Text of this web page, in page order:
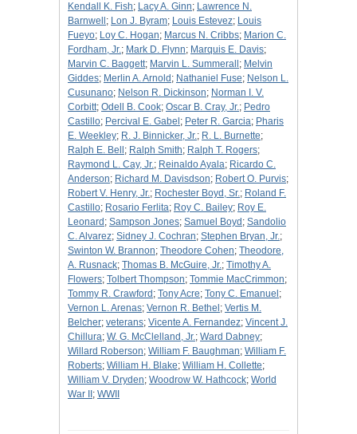
Kendall K. Fish; Lacy A. Ginn; Lawrence N.
Barnwell ; Lon J. Byram; Louis Estevez; Louis
Fueyo; Loy C. Hogan; Marcus N. Cribbs; Marion C.
Fordham, Jr.; Mark D. Flynn; Marquis E. Davis;
Marvin C. Baggett; Marvin L. Summerall ; Melvin
Giddes; Merlin A. Arnold ; Nathaniel Fuse; Nelson L.
Cusunano; Nelson R. Dickinson; Norman I. V.
Corbitt; Odell B. Cook; Oscar B. Cray, Jr.; Pedro
Castillo; Percival E. Gabel ; Peter R. Garcia; Pharis
E. Weekley; R. J. Binnicker, Jr.; R. L. Burnette;
Ralph E. Bell ; Ralph Smith; Ralph T. Rogers;
Raymond L. Cay, Jr.; Reinaldo Ayala; Ricardo C.
Anderson; Richard M. Davisdson; Robert O. Purvis;
Robert V. Henry, Jr.; Rochester Boyd, Sr.; Roland F.
Castillo; Rosario Ferlita; Roy C. Bailey; Roy E.
Leonard ; Sampson Jones; Samuel Boyd ; Sandolio
C. Alvarez; Sidney J. Cochran; Stephen Bryan, Jr.;
Swinton W. Brannon; Theodore Cohen; Theodore,
A. Rusnack; Thomas B. McGuire, Jr.; Timothy A.
Flowers; Tolbert Thompson; Tommie MacCrimmon;
Tommy R. Crawford ; Tony Acre; Tony C. Emanuel ;
Vernon L. Arenas; Vernon R. Bethel ; Vertis M.
Belcher; veterans; Vicente A. Fernandez; Vincent J.
Chillura; W. G. McClelland, Jr.; Ward Dabney;
Willard Roberson; William F. Baughman; William F.
Roberts; William H. Blake; William H. Collette;
William V. Dryden; Woodrow W. Hathcock; World
War II ; WWII